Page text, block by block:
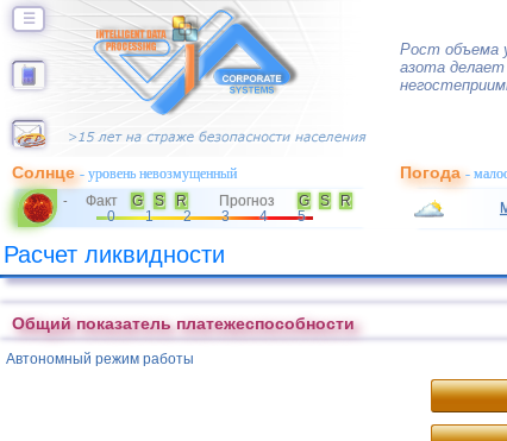
☰
Рост объема
азота делает
Солнце- уровень невозмущенный
- Факт G S R Прогноз G S
R
0
1 2 3 4 5
Погода-
Расчет ликвидности
Общий показатель платежеспособности
Автономный режим работы